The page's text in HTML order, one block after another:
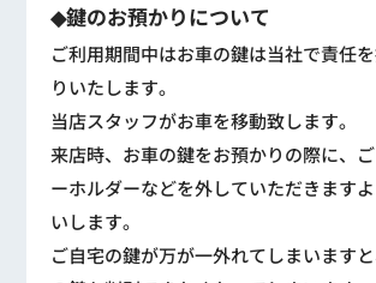
◆鍵のお預かりについて
ご利用期間中はお車の鍵は当社で責任
りいたします。
当店スタッフがお車を移動致します。
来店時、お車の鍵をお預かりの際に、
ーホルダーなどを外していただきます
いします。
ご自宅の鍵が万が一外れてしまいます